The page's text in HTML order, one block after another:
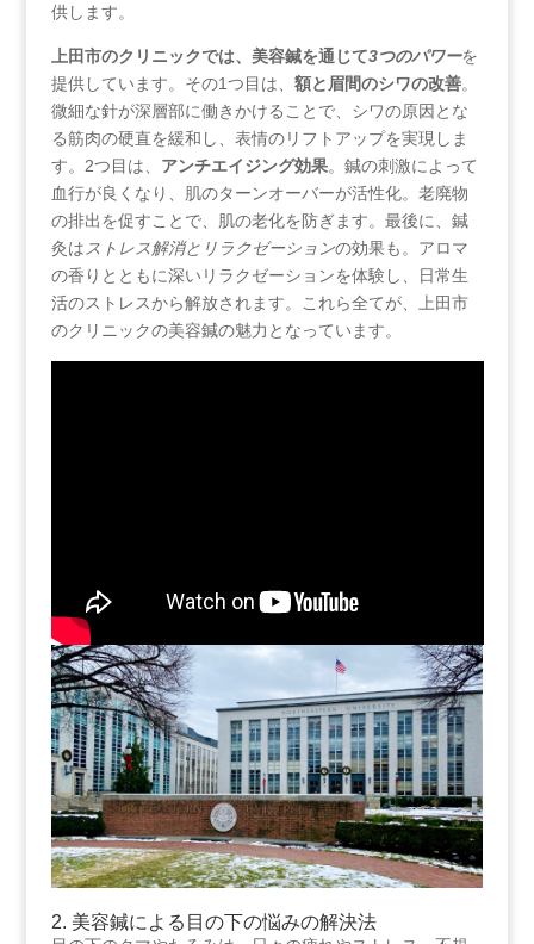
供します。
上田市のクリニックでは、美容鍼を通じて3つのパワーを
提供しています。その1つ目は、 額と眉間のシワの改善。
微細な針が深層部に働きかけることで、シワの原因とな
る筋肉の硬直を緩和し、表情のリフトアップを実現しま
す。2つ目は、 アンチエイジング効果。鍼の刺激によって
血行が良くなり、肌のターンオーバーが活性化。老廃物
の排出を促すことで、肌の老化を防ぎます。最後に、鍼
灸は ストレス解消とリラクゼーションの効果も。アロマ
の香りとともに深いリラクゼーションを体験し、日常生
活のストレスから解放されます。これら全てが、上田市
のクリニックの美容鍼の魅力となっています。
2.​ 美容鍼による目の下の悩みの解決法